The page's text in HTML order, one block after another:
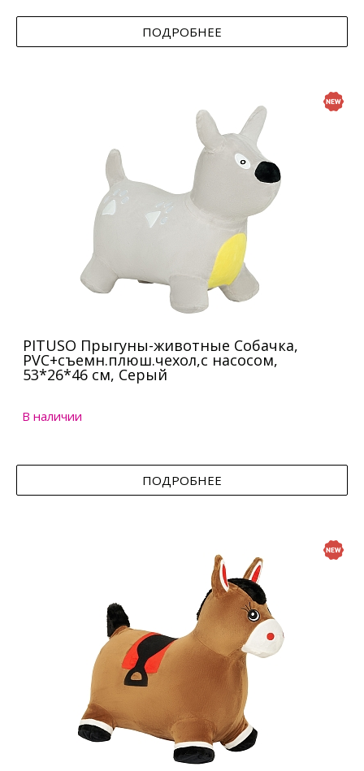
ПОДРОБНЕЕ
PITUSO Прыгуны-животные Собачка,
PVC+съемн.плюш.чехол,с насосом,
53*26*46 см, Серый
В наличии
ПОДРОБНЕЕ